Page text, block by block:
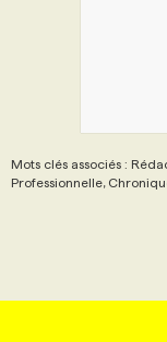
Mots clés associés :
Professionnelle,